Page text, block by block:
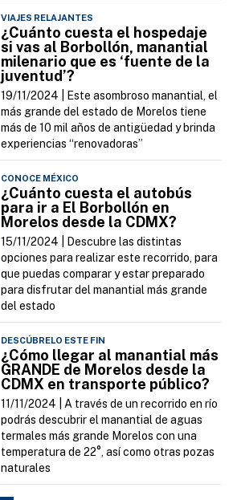
VIAJES RELAJANTES
¿Cuánto cuesta el hospedaje
si vas al Borbollón, manantial
milenario que es ‘fuente de la
juventud’?
19/11/2024 |
Este asombroso manantial, el
más grande del estado de Morelos tiene
más de 10 mil años de antigüedad y brinda
experiencias “renovadoras”
CONOCE MÉXICO
¿Cuánto cuesta el autobús
para ir a El Borbollón en
Morelos desde la CDMX?
15/11/2024 |
Descubre las distintas
opciones para realizar este recorrido, para
que puedas comparar y estar preparado
para disfrutar del manantial más grande
del estado
DESCÚBRELO ESTE FIN
¿Cómo llegar al manantial más
GRANDE de Morelos desde la
CDMX en transporte público?
11/11/2024 |A través de un recorrido en río
podrás descubrir el manantial de aguas
termales más grande Morelos con una
temperatura de 22°, así como otras pozas
naturales